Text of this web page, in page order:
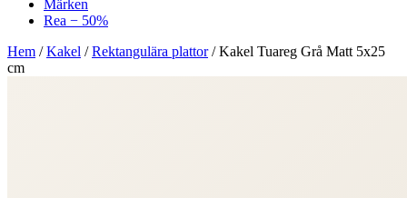
Märken
Rea − 50%
Hem /Kakel /Rektangulära plattor/Kakel Tuareg Grå Matt 5x25
cm